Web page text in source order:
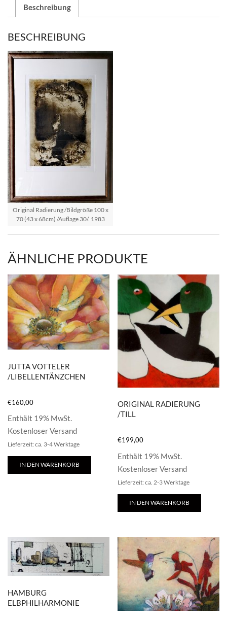
Beschreibung
BESCHREIBUNG
Original Radierung /Bildgröße 100 x
70 (43 x 68cm) /Auflage 30/. 1983
ÄHNLICHE PRODUKTE
JUTTA VOTTELER
/LIBELLENTÄNZCHEN
€160,00
Enthält 19% MwSt.
Kostenloser Versand
Lieferzeit: ca. 3-4 Werktage
IN DEN WARENKORB
ORIGINAL RADIERUNG
/TILL
€199,00
Enthält 19% MwSt.
Kostenloser Versand
Lieferzeit: ca. 2-3 Werktage
IN DEN WARENKORB
HAMBURG
ELBPHILHARMONIE